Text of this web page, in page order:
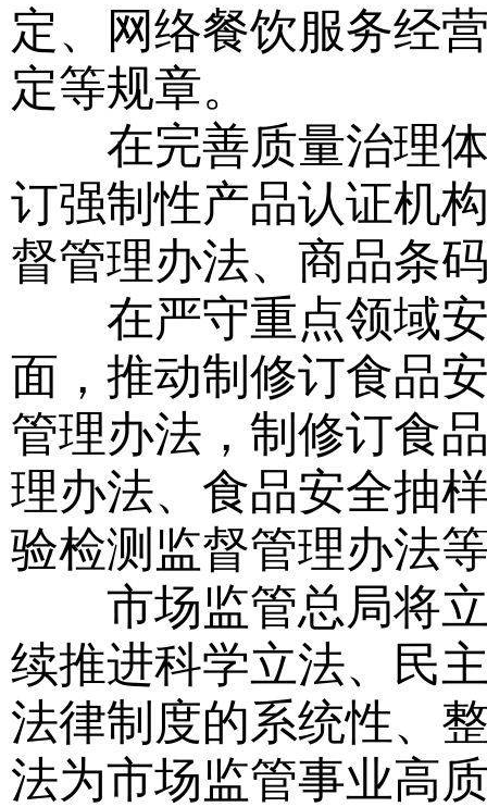
定、网络餐饮服务经
定等规章。
在完善质量治理体
订强制性产品认证机
督管理办法、商品条
在严守重点领域安
面，推动制修订食品
管理办法，制修订食
理办法、食品安全抽
验检测监督管理办法
市场监管总局将立
续推进科学立法、民
法律制度的系统性、
法为市场监管事业高